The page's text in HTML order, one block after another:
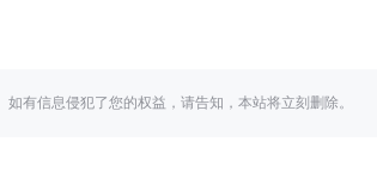
有信息侵犯了您的权益，请告知，本站将立刻删除。